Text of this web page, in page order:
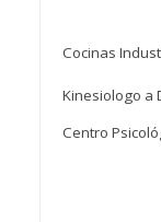
Cocinas
Kinesiologo a
Centro